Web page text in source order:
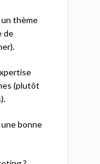
un thème
de
(plutôt
bonne